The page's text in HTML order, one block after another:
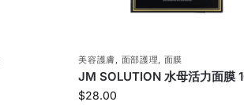
美容護膚, 面部護理, 面膜
JM SOLUTION 水母活力面膜
$28.00